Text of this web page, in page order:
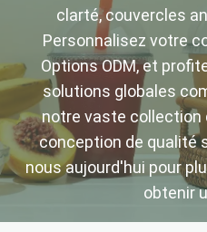
clarté, couvercles
Personnalisez votre
Options ODM, et
solutions globales
notre vaste collection
conception de qualité
nous aujourd'hui pour
obtenir